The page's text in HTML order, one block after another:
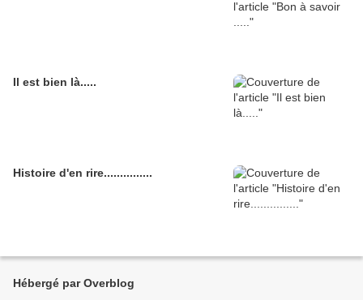
Il est bien là.....
Histoire d'en rire...............
Hébergé par Overblog